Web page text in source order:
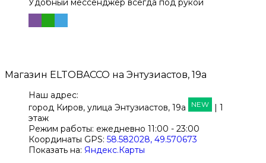
Удобный мессенджер всегда под рукой
Магазин ELTOBACCO на Энтузиастов, 19а
Наш адрес:
город Киров, улица Энтузиастов, 19а NEW
| 1
этаж
Режим работы: ежедневно 11:00 - 23:00
Координаты GPS: 58.582028, 49.570673
Показать на: Яндекс.Карты